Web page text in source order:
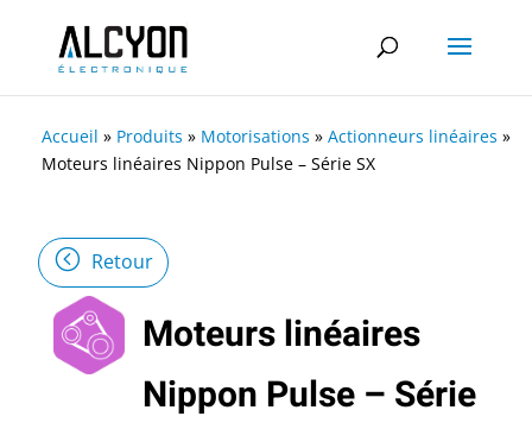
Accueil » Produits » Motorisations » Actionneurs linéaires »
Moteurs linéaires Nippon Pulse – Série SX
Retour
Moteurs linéaires
Nippon Pulse – Série